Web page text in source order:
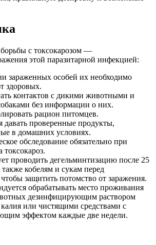
с токсокарозом —
этой паразитарной инфекцией:
зараженных особей их необходимо
здоровых.
контактов с дикими животными и
без информации о них.
рацион питомцев.
давать проверенные продукты,
в домашних условиях.
обследование обязательно при
токсокароз.
проводить дегельминтизацию после 25
кобелям и сукам перед
защитить потомство от заражения.
обрабатывать место проживания
дезинфицирующим раствором
или чистящими средствами с
эффектом каждые две недели.